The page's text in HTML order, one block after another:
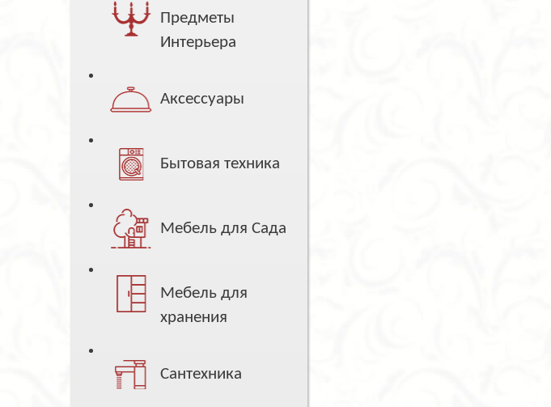
Предметы
Интерьера
Аксессуары
Бытовая техника
Мебель для Сада
Мебель для
хранения
Сантехника